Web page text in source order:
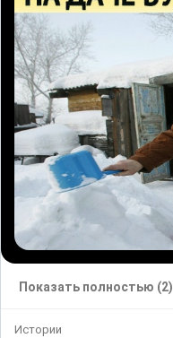
Показать полностью (2)
Истории